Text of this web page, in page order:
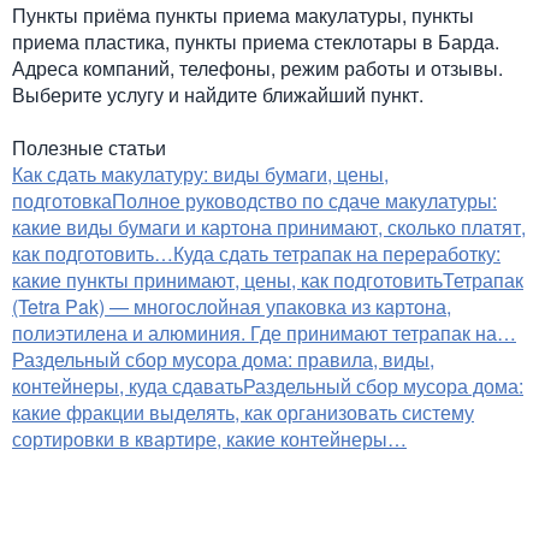
Пункты приёма пункты приема макулатуры, пункты
приема пластика, пункты приема стеклотары в Барда.
Адреса компаний, телефоны, режим работы и отзывы.
Выберите услугу и найдите ближайший пункт.
Полезные статьи
Как сдать макулатуру: виды бумаги, цены,
подготовкаПолное руководство по сдаче макулатуры:
какие виды бумаги и картона принимают, сколько платят,
как подготовить…Куда сдать тетрапак на переработку:
какие пункты принимают, цены, как подготовитьТетрапак
(Tetra Pak) — многослойная упаковка из картона,
полиэтилена и алюминия. Где принимают тетрапак на…
Раздельный сбор мусора дома: правила, виды,
контейнеры, куда сдаватьРаздельный сбор мусора дома:
какие фракции выделять, как организовать систему
сортировки в квартире, какие контейнеры…